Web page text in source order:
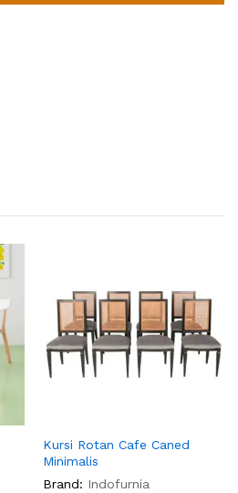
Kursi Rotan Cafe Caned
Minimalis
Brand: Indofurnia